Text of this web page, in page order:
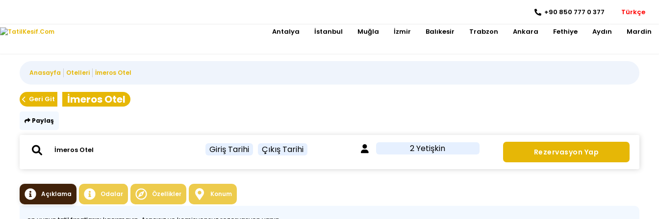
+90 850 777 0 377 Türkçe
Antalya İstanbul Muğla İzmir Balıkesir Trabzon Ankara Fethiye Aydın Mardin
Anasayfa Otelleri İmeros Otel
Geri Git İmeros Otel
Paylaş
Giriş Tarihi Çıkış Tarihi 2 Yetişkin Rezervasyon Yap
Açıklama Odalar Özellikler Konum